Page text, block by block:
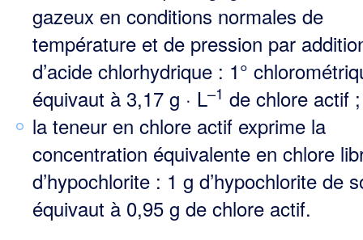
gazeux en conditions normales de
température et de pression par
d’acide chlorhydrique : 1°
équivaut à 3,17 g · L–1 de chlore actif ;
la teneur en chlore actif exprime la
concentration équivalente en chlore
d’hypochlorite : 1 g d’hypo­chlorite de
équivaut à 0,95 g de chlore actif.